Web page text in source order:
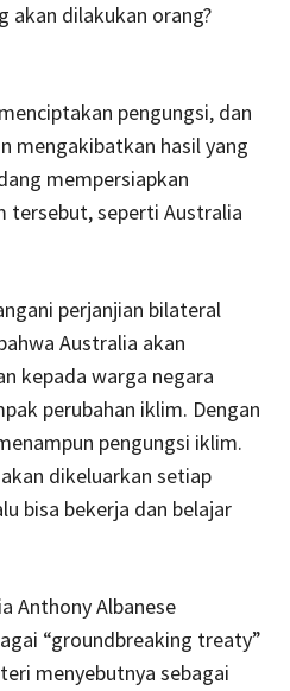
akan dilakukan orang?
pengungsi, dan
mengakibatkan hasil yang
mempersiapkan
tersebut, seperti Australia
perjanjian bilateral
Australia akan
kepada warga negara
perubahan iklim. Dengan
pengungsi iklim.
dikeluarkan setiap
bisa bekerja dan belajar
Anthony Albanese
“groundbreaking treaty”
menyebutnya sebagai